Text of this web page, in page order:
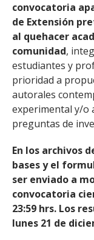
convocatoria
de Extensión
al quehacer
comunidad,
estudiantes y
prioridad a
autorales
experimental y/o
preguntas de
En los archivos
bases y el
ser enviado a
convocatoria
23:59 hrs. Los
lunes 21 de